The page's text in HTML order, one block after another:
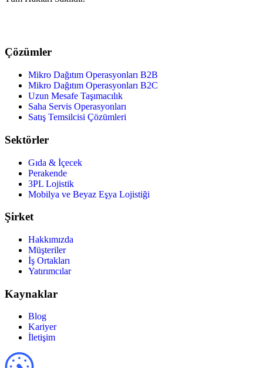
Çözümler
Mikro Dağıtım Operasyonları B2B
Mikro Dağıtım Operasyonları B2C
Uzun Mesafe Taşımacılık
Saha Servis Operasyonları
Satış Temsilcisi Çözümleri
Sektörler
Gıda & İçecek
Perakende
3PL Lojistik
Mobilya ve Beyaz Eşya Lojistiği
Şirket
Hakkımızda
Müşteriler
İş Ortakları
Yatırımcılar
Kaynaklar
Blog
Kariyer
İletişim